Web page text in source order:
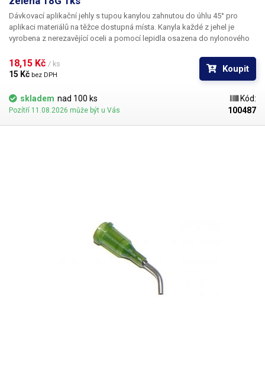
Dávkovací aplikační jehly s tupou kanylou zahnutou do úhlu 45° pro
aplikaci materiálů na těžce dostupná místa. Kanyla každé z jehel je
vyrobena z nerezavějící oceli a pomocí lepidla osazena do nylonového
vybavena zámkovým systémem se závitem ke spolehlivému a rychlému
uchycení k dávkovacímu zásobníku, stříkačce nebo ručnímu dávkovači.
18,15 Kč / ks
15 Kč bez DPH
Koupit
skladem nad 100 ks
Pozítří 11.08.2026 může být u Vás
Kód:
100487